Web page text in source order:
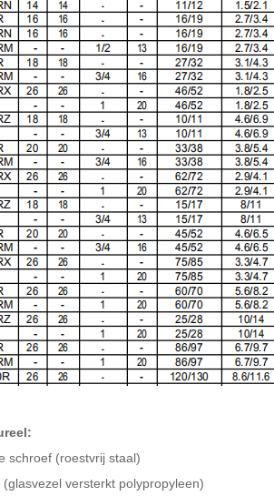
schroef (roestvrij staal)
(glasvezel versterkt polypropyleen)